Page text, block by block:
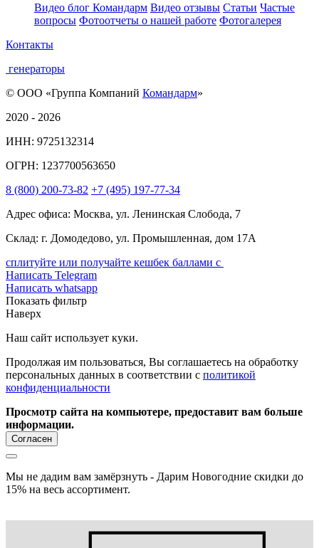
Видео блог Командарм Видео отзывы Статьи Частые
вопросы Фотоотчеты о нашей работе Фотогалерея
Контакты
генераторы
© ООО «Группа Компаний Командарм»
2020 - 2026
ИНН: 9725132314
ОГРН: 1237700563650
8 (800) 200-73-82 +7 (495) 197-77-34
Адрес офиса: Москва, ул. Ленинская Слобода, 7
Склад: г. Домодедово, ул. Промышленная, дом 17А
сплитуйте или получайте кешбек баллами с
Написать Telegram
Написать whatsapp
Показать фильтр
Наверх
Наш сайт использует куки.
Продолжая им пользоваться, Вы соглашаетесь на обработку
персональных данных в соответствии с политикой
конфиденциальности
Просмотр сайта на компьютере, предоставит вам больше
информации.
Согласен
Мы не дадим вам замёрзнуть - Дарим Новогодние скидки до
15% на весь ассортимент.